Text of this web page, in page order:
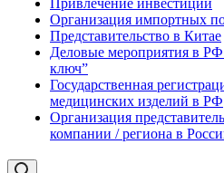
Привлечение инвестиций
Организация импортных
Представительство в Китае
Деловые мероприятия в
ключ”
Государственная
медицинских изделий в РФ
Организация
компании / региона в